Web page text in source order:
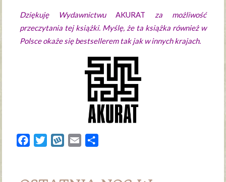
Dziękuję Wydawnictwu AKURAT za możliwość
przeczytania tej książki. Myślę, że ta książka również w
Polsce okaże się bestsellerem tak jak w innych krajach.
FacebookTwitterWykopEmail